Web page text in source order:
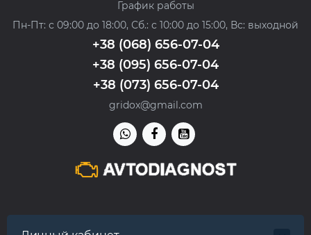
График работы
Пн-Пт: с 09:00 до 18:00, Сб.: с 10:00 до 15:00, Вс: выходной
+38 (068) 656-07-04
+38 (095) 656-07-04
+38 (073) 656-07-04
gridox@gmail.com